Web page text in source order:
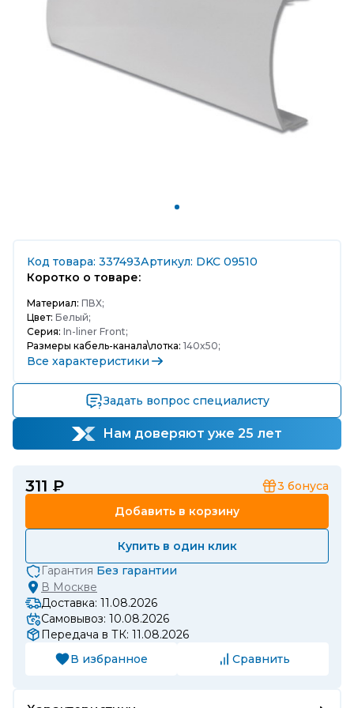
Код товара: 337493Артикул: DKC 09510
Коротко о товаре:
Материал: ПВХ;
Цвет: Белый;
Серия: In-liner Front;
Размеры кабель-канала\лотка: 140x50;
Все характеристики
Задать вопрос специалисту
Нам доверяют уже 25 лет
311 ₽ 3 бонуса
Добавить в корзину
Купить в один клик
Гарантия Без гарантии
В Москве
Доставка: 11.08.2026
Самовывоз: 10.08.2026
Передача в ТК: 11.08.2026
В избранное
Сравнить